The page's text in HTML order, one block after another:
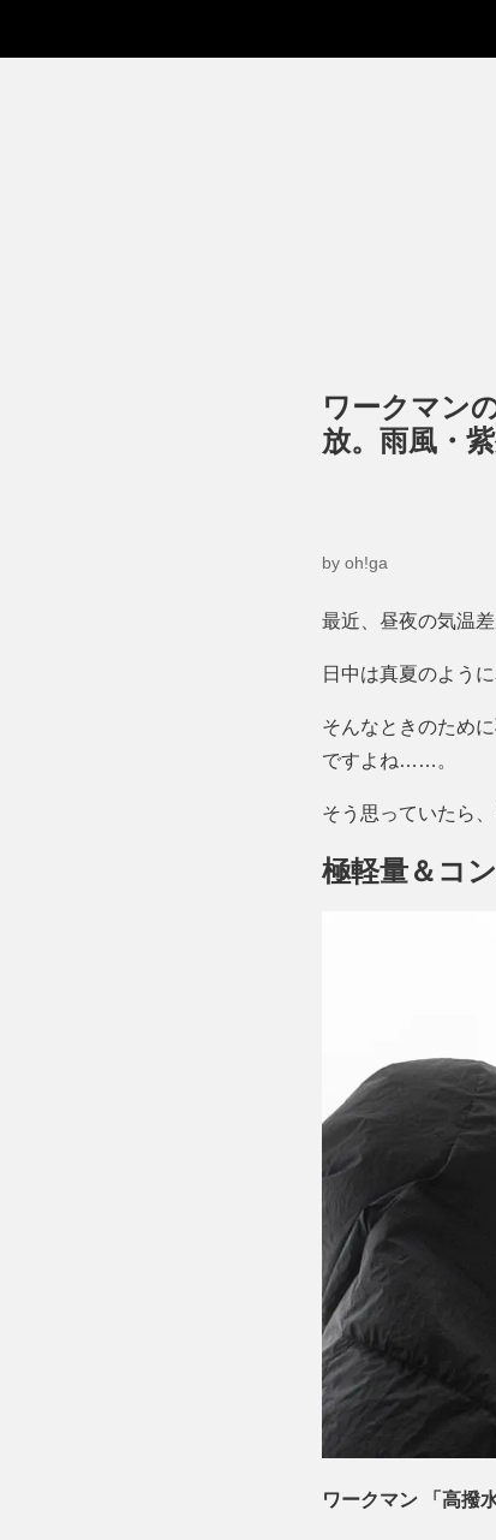
ワークマン
放。雨風・
by oh!ga
最近、昼夜の気温
日中は真夏のよう
そんなときのため
ですよね……。
そう思っていたら、
極軽量＆コ
ワークマン 「高撥